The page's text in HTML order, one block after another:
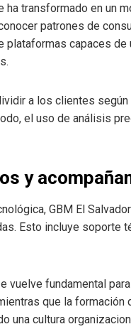
transformado en un
patrones de
plataformas capaces
a los clientes
el uso de análisis
y
GBM El
Esto incluye soporte
vuelve fundamental
que la
una cultura